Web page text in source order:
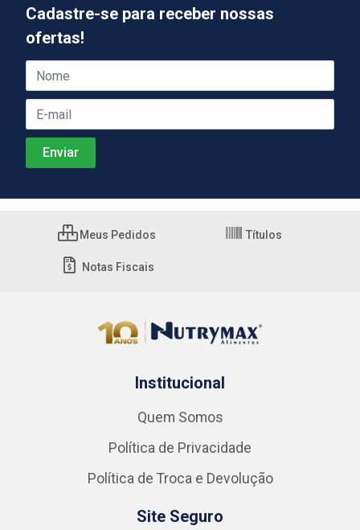
Cadastre-se para receber nossas
ofertas!
Meus Pedidos Títulos
Notas Fiscais
Institucional
Quem Somos
Política de Privacidade
Política de Troca e Devolução
Site Seguro